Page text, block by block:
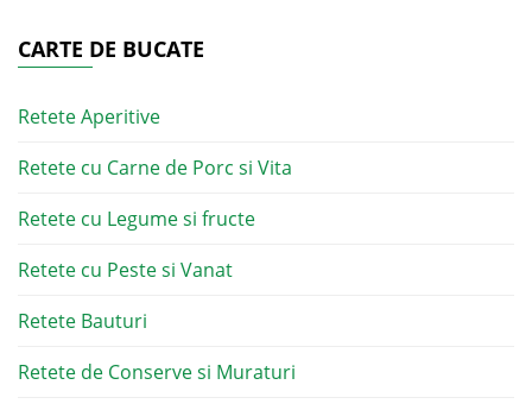
CARTE DE BUCATE
Retete Aperitive
Retete cu Carne de Porc si Vita
Retete cu Legume si fructe
Retete cu Peste si Vanat
Retete Bauturi
Retete de Conserve si Muraturi